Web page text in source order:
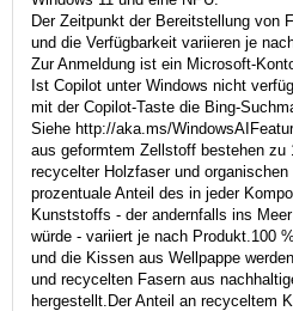
Der Zeitpunkt der Bereitstellung von
und die Verfügbarkeit variieren je
Zur Anmeldung ist ein Microsoft-
Ist Copilot unter Windows nicht
mit der Copilot-Taste die Bing-
Siehe http://aka.ms/
aus geformtem Zellstoff bestehen zu
recycelter Holzfaser und organischen
prozentuale Anteil des in jeder
Kunststoffs - der andernfalls ins
würde - variiert je nach Produkt.100
und die Kissen aus Wellpappe
und recycelten Fasern aus
hergestellt.Der Anteil an recyceltem